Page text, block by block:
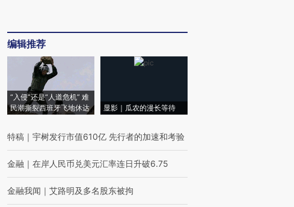
编辑推荐
“入侵”还是“人道危机” 难
民潮撕裂西班牙飞地休达
显影｜瓜农的漫长等待
特稿 ｜ 宇树发行市值610亿 先行者的加速和考验
金融 ｜ 在岸人民币兑美元汇率连日升破6.75
金融我闻 ｜ 艾路明及多名股东被拘